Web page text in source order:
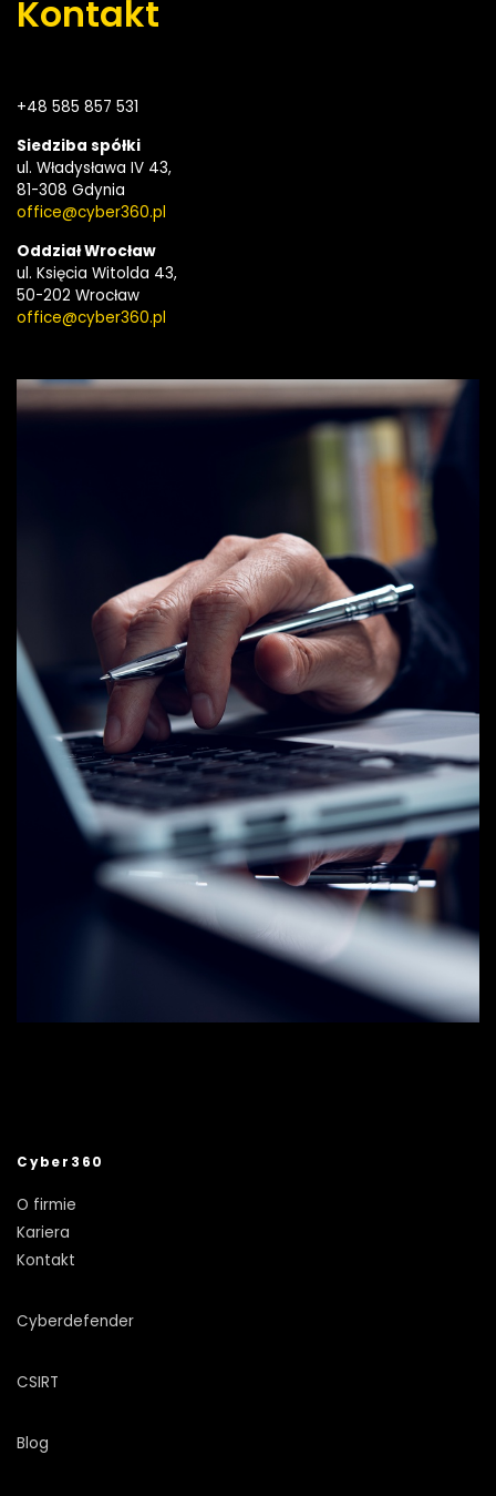
Kontakt
+48 585 857 531
Siedziba spółki
ul. Władysława IV 43,
81-308 Gdynia
office@cyber360.pl
Oddział Wrocław
ul. Księcia Witolda 43,
50-202 Wrocław
office@cyber360.pl
Cyber360
O firmie
Kariera
Kontakt
Cyberdefender
CSIRT
Blog